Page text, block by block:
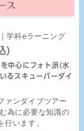
ス
学科eラーニング
)
中心にフォト派(水
るスキューバーダイ
ァンダイブツアー
為に必要な知識の
います。